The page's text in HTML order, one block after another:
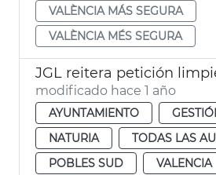
VALÈNCIA MÁS SEGURA
VALÈNCIA MÉS SEGURA
modificado hace 1 año
AYUNTAMIENTO
NATURIA
TODAS LAS
POBLES SUD
VALENCIA